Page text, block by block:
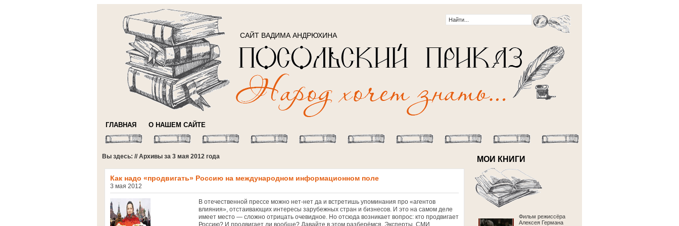
САЙТ ВАДИМА АНДРЮХИНА
ГЛАВНАЯ О НАШЕМ САЙТЕ
Вы здесь: // Архивы за 3 мая 2012 года
Как надо «продвигать» Россию на международном информационном поле
3 мая 2012
В отечественной прессе можно нет-нет да и встретишь упоминания про «агентов
влияния», отстаивающих интересы зарубежных стран и бизнесов. И это на самом деле
имеет место — сложно отрицать очевидное. Но отсюда возникает вопрос: кто продвигает
Россию? И продвигает ли вообще? Давайте в этом разберёмся. Эксперты, СМИ
МОИ КНИГИ
Фильм режиссёра
Алексея Германа